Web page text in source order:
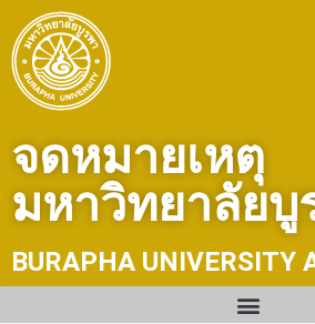
content
จดหมายเหตุ
มหาวิทยาลัยบู
BURAPHA UNIVERSITY